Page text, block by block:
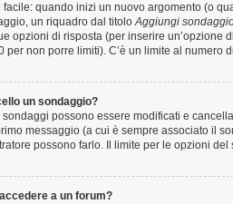
quando inizi un nuovo argomento (o
un riquadro dal titoloAggiungi
opzioni di risposta (per inserire un’opzione
per non porre limiti). C’è un limite al
un sondaggio?
possono essere modificati e
messaggio (a cui è sempre associato il
possono farlo. Il limite per le opzioni
a un forum?